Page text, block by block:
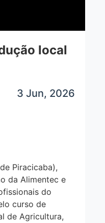
local
3 Jun, 2026
Piracicaba),
da Alimentec e
do
curso de
de Agricultura,